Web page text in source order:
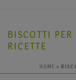
BISCOTTI
RICETTE
HOME »